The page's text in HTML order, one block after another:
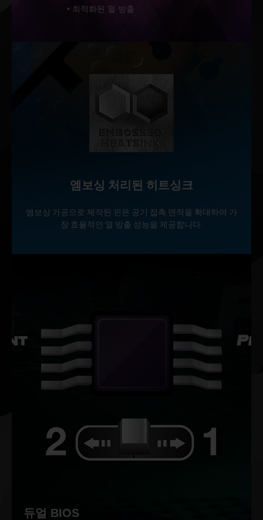
• 최적화된 열 방출
엠보싱 처리된 히트싱크
엠보싱 가공으로 제작된 핀은 공기 접촉 면적을 확대하여 가
장 효율적인 열 방출 성능을 제공합니다.
듀얼 BIOS